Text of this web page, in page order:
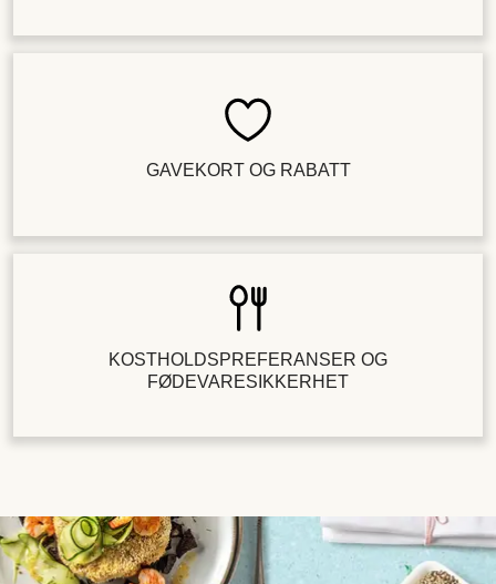
GAVEKORT OG RABATT
KOSTHOLDSPREFERANSER OG
FØDEVARESIKKERHET